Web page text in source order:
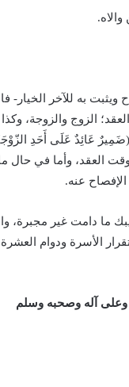
به للآخر الخيار-
الزوج والزوجة،
عَائِدٌ عَلَى أَحَدِ
بقاء العيب إلى وقت العقد،
عنه.
ما دامت غير مجبرة،
الأسرة ودوام
آله وصحبه وسلم